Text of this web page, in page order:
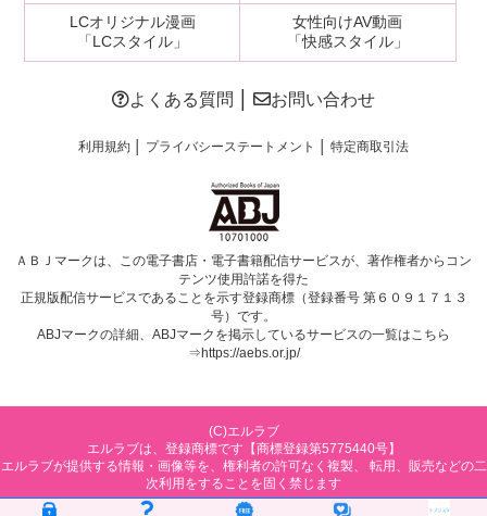
LCオリジナル漫画
「LCスタイル」
女性向けAV動画
「快感スタイル」
よくある質問 お問い合わせ
利用規約│ プライバシーステートメント 特定商取引法
ＡＢＪマークは、この電子書店・電子書籍配信サービスが、著作権者からコン
テンツ使用許諾を得た
正規版配信サービスであることを示す登録商標（登録番号 第６０９１７１３
号）です。
ABJマークの詳細、ABJマークを掲示しているサービスの一覧はこちら
⇒https://aebs.or.jp/
(C)エルラブ
エルラブは、登録商標です【商標登録第5775440号】
エルラブが提供する情報・画像等を、権利者の許可なく複製、 転用、販売などの二
次利用をすることを固く禁じます